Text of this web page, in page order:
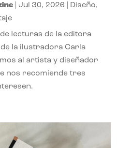
| Jul 30, 2026 Diseño,
lecturas de la editora
de la ilustradora Carla
al artista y diseñador
nos recomiende tres